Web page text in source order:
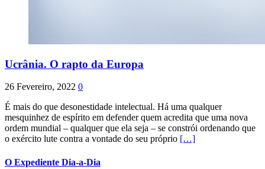
Ucrânia. O rapto da Europa
26 Fevereiro, 2022 0
É mais do que desonestidade intelectual. Há uma qualquer
mesquinhez de espírito em defender quem acredita que uma nova
ordem mundial – qualquer que ela seja – se constrói ordenando que
o exército lute contra a vontade do seu próprio […]
O Expediente Dia-a-Dia